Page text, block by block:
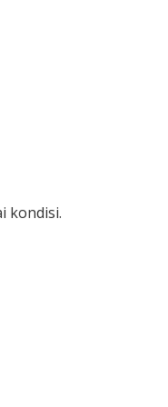
kondisi.